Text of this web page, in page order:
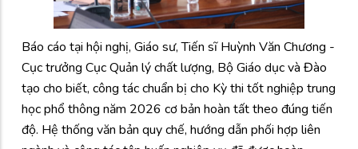
Báo cáo tại hội nghị, Giáo sư, Tiến sĩ Huỳnh Văn Chương -
Cục trưởng Cục Quản lý chất lượng, Bộ Giáo dục và Đào
tạo cho biết, công tác chuẩn bị cho Kỳ thi tốt nghiệp trung
học phổ thông năm 2026 cơ bản hoàn tất theo đúng tiến
độ. Hệ thống văn bản quy chế, hướng dẫn phối hợp liên